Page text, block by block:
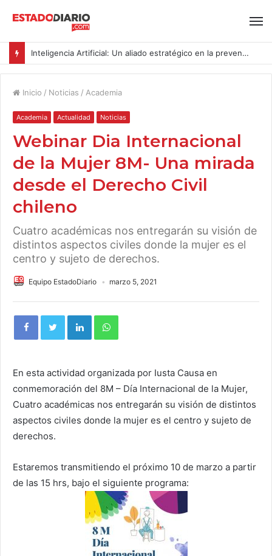
Inteligencia Artificial: Un aliado estratégico en la prevención del acoso y la violencia laboral bajo la Ley Karin
Inicio / Noticias / Academia
Academia Actualidad Noticias
Webinar Dia Internacional
de la Mujer 8M- Una mirada
desde el Derecho Civil
chileno
Cuatro académicas nos entregarán su visión de
distintos aspectos civiles donde la mujer es el
centro y sujeto de derechos.
Equipo EstadoDiario marzo 5, 2021
En esta actividad organizada por Iusta Causa en
conmemoración del 8M – Día Internacional de la Mujer,
Cuatro académicas nos entregarán su visión de distintos
aspectos civiles donde la mujer es el centro y sujeto de
derechos.
Estaremos transmitiendo el próximo 10 de marzo a partir
de las 15 hrs, bajo el siguiente programa: